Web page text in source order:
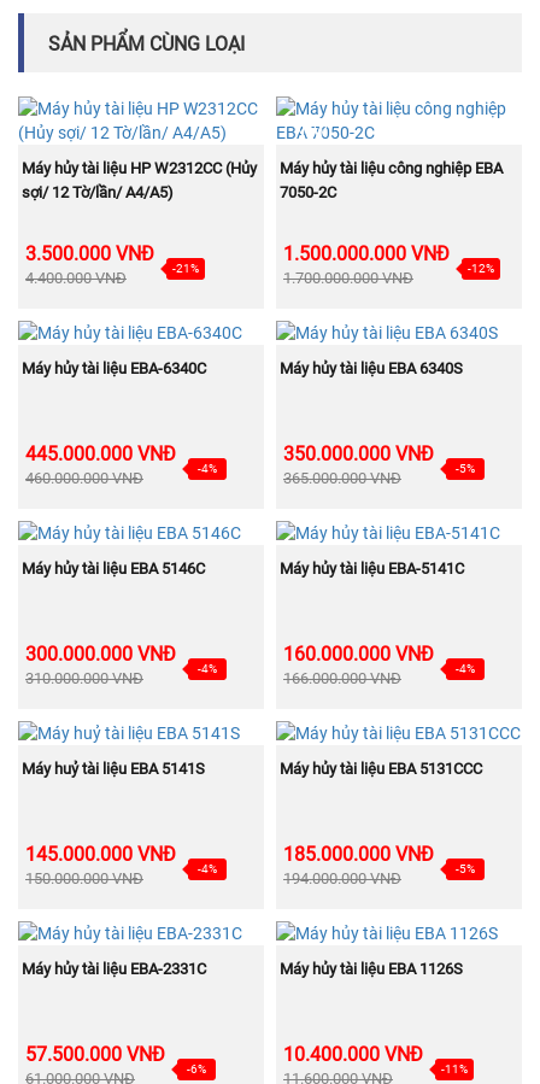
SẢN PHẨM CÙNG LOẠI
MUA NGAY
Máy hủy tài liệu HP W2312CC (Hủy
sợi/ 12 Tờ/lần/ A4/A5)
3.500.000 VNĐ
4.400.000 VNĐ
-21%
NEW
MUA NGAY
Máy hủy tài liệu công nghiệp EBA
7050-2C
1.500.000.000 VNĐ
1.700.000.000 VNĐ
-12%
NEW
MUA NGAY
Máy hủy tài liệu EBA-6340C
445.000.000 VNĐ
460.000.000 VNĐ
-4%
NEW
MUA NGAY
Máy hủy tài liệu EBA 6340S
350.000.000 VNĐ
365.000.000 VNĐ
-5%
NEW
MUA NGAY
Máy hủy tài liệu EBA 5146C
300.000.000 VNĐ
310.000.000 VNĐ
-4%
NEW
MUA NGAY
Máy hủy tài liệu EBA-5141C
160.000.000 VNĐ
166.000.000 VNĐ
-4%
MUA NGAY
Máy huỷ tài liệu EBA 5141S
145.000.000 VNĐ
150.000.000 VNĐ
-4%
NEW
MUA NGAY
Máy hủy tài liệu EBA 5131CCC
185.000.000 VNĐ
194.000.000 VNĐ
-5%
NEW
MUA NGAY
Máy hủy tài liệu EBA-2331C
57.500.000 VNĐ
61.000.000 VNĐ
-6%
NEW
MUA NGAY
Máy hủy tài liệu EBA 1126S
10.400.000 VNĐ
11.600.000 VNĐ
-11%